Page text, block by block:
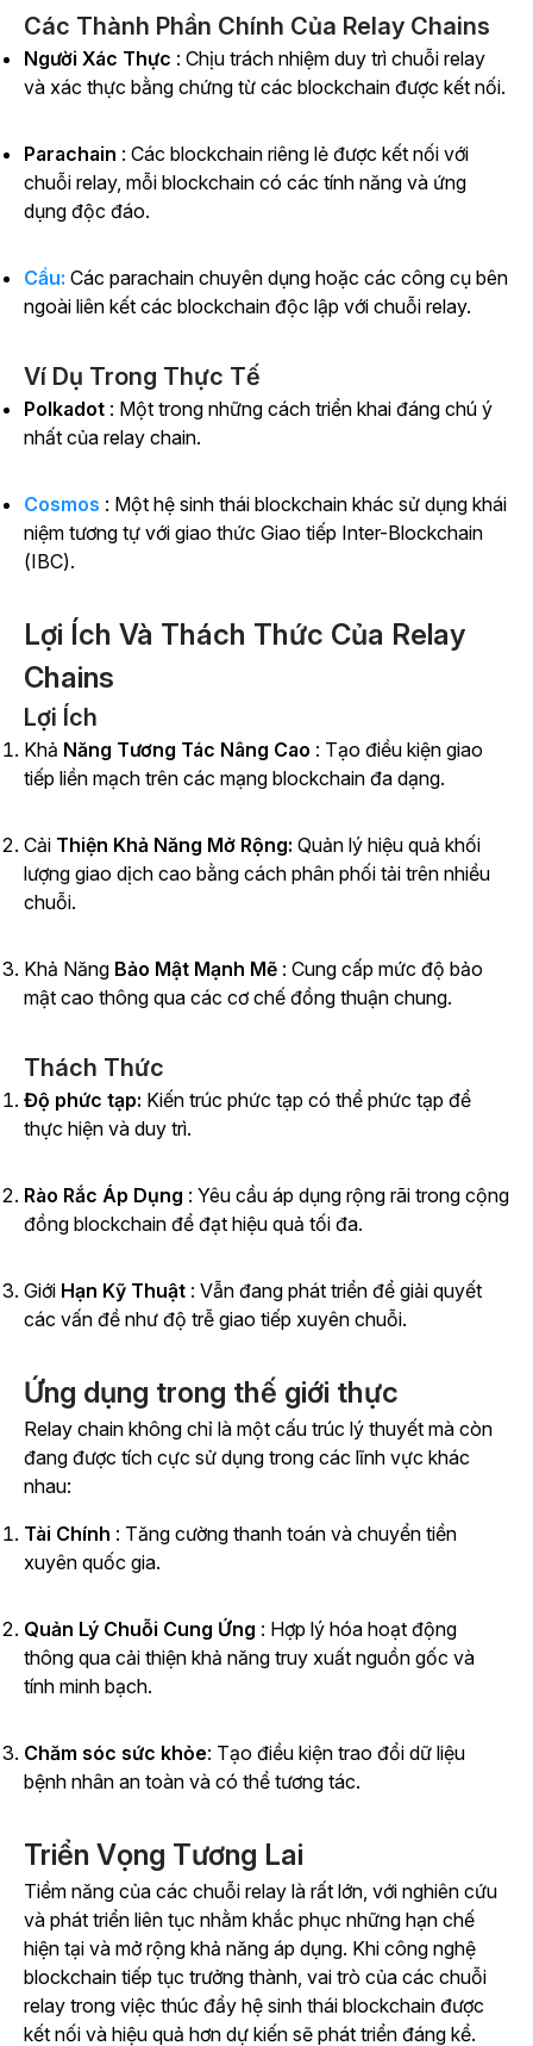
Các Thành Phần Chính Của Relay Chains
Người Xác Thực : Chịu trách nhiệm duy trì chuỗi relay
và xác thực bằng chứng từ các blockchain được kết nối.
Parachain : Các blockchain riêng lẻ được kết nối với
chuỗi relay, mỗi blockchain có các tính năng và ứng
dụng độc đáo.
Cầu: Các parachain chuyên dụng hoặc các công cụ bên
ngoài liên kết các blockchain độc lập với chuỗi relay.
Ví Dụ Trong Thực Tế
Polkadot : Một trong những cách triển khai đáng chú ý
nhất của relay chain.
Cosmos : Một hệ sinh thái blockchain khác sử dụng khái
niệm tương tự với giao thức Giao tiếp Inter-Blockchain
(IBC).
Lợi Ích Và Thách Thức Của Relay
Chains
Lợi Ích
Khả Năng Tương Tác Nâng Cao : Tạo điều kiện giao
tiếp liền mạch trên các mạng blockchain đa dạng.
Cải Thiện Khả Năng Mở Rộng: Quản lý hiệu quả khối
lượng giao dịch cao bằng cách phân phối tải trên nhiều
chuỗi.
Khả Năng Bảo Mật Mạnh Mẽ : Cung cấp mức độ bảo
mật cao thông qua các cơ chế đồng thuận chung.
Thách Thức
Độ phức tạp: Kiến trúc phức tạp có thể phức tạp để
thực hiện và duy trì.
Rào Rắc Áp Dụng : Yêu cầu áp dụng rộng rãi trong cộng
đồng blockchain để đạt hiệu quả tối đa.
Giới Hạn Kỹ Thuật : Vẫn đang phát triển để giải quyết
các vấn đề như độ trễ giao tiếp xuyên chuỗi.
Ứng dụng trong thế giới thực
Relay chain không chỉ là một cấu trúc lý thuyết mà còn
đang được tích cực sử dụng trong các lĩnh vực khác
nhau:
Tài Chính : Tăng cường thanh toán và chuyển tiền
xuyên quốc gia.
Quản Lý Chuỗi Cung Ứng : Hợp lý hóa hoạt động
thông qua cải thiện khả năng truy xuất nguồn gốc và
tính minh bạch.
Chăm sóc sức khỏe: Tạo điều kiện trao đổi dữ liệu
bệnh nhân an toàn và có thể tương tác.
Triển Vọng Tương Lai
Tiềm năng của các chuỗi relay là rất lớn, với nghiên cứu
và phát triển liên tục nhằm khắc phục những hạn chế
hiện tại và mở rộng khả năng áp dụng. Khi công nghệ
blockchain tiếp tục trưởng thành, vai trò của các chuỗi
relay trong việc thúc đẩy hệ sinh thái blockchain được
kết nối và hiệu quả hơn dự kiến sẽ phát triển đáng kể.